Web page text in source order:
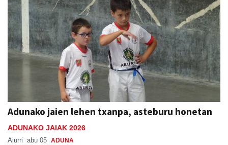
Adunako jaien lehen txanpa, asteburu honetan
ADUNAKO JAIAK 2026
Aiurri abu 05 ADUNA